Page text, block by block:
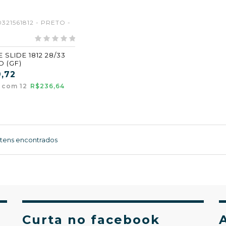
- PRETO -
SLIDE 1812 28/33
(GF)
12 R$236,64
encontrados
Curta no facebook